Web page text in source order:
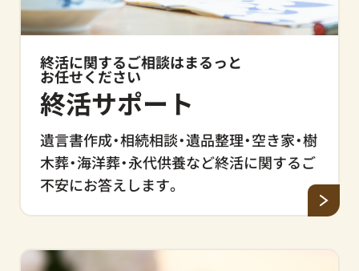
終活に関するご相談はまるっと
お任せください
終活サポート
遺言書作成・相続相談・遺品整理・空き家・樹
木葬・海洋葬・永代供養など終活に関するご
不安にお答えします。